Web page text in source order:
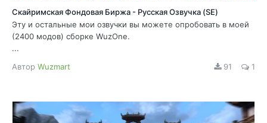
Скайримская Фондовая Биржа - Русская Озвучка (SE)
Эту и остальные мои озвучки вы можете опробовать в моей
(2400 модов) сборке WuzOne.
...
Автор Wuzmart 91 1